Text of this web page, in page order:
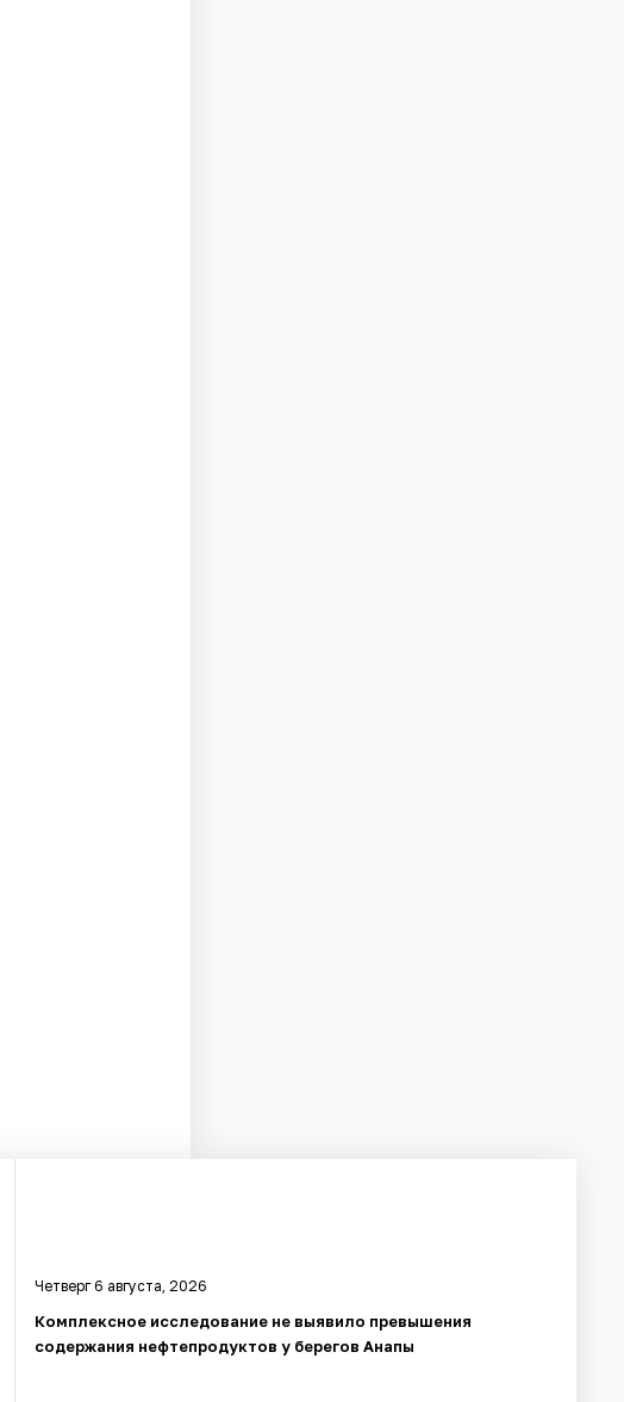
Четверг 6 августа, 2026
Комплексное исследование не выявило превышения
содержания нефтепродуктов у берегов Анапы